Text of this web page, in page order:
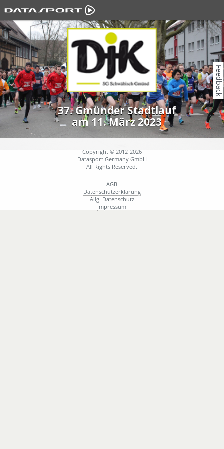
37. Gmünder Stadtlauf
am 11. März 2023
Copyright © 2012-2026
Datasport Germany GmbH
All Rights Reserved.
AGB
Datenschutzerklärung
Allg. Datenschutz
Impressum
Feedback